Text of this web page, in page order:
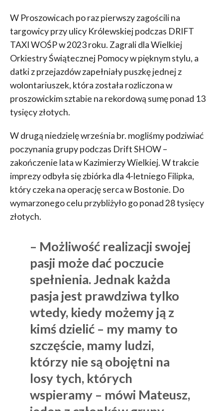
W Proszowicach po raz pierwszy zagościli na
targowicy przy ulicy Królewskiej podczas DRIFT
TAXI WOŚP w 2023 roku. Zagrali dla Wielkiej
Orkiestry Świątecznej Pomocy w pięknym stylu, a
datki z przejazdów zapełniały puszkę jednej z
wolontariuszek, która została rozliczona w
proszowickim sztabie na rekordową sumę ponad 13
tysięcy złotych.
W drugą niedzielę września br. mogliśmy podziwiać
poczynania grupy podczas Drift SHOW –
zakończenie lata w Kazimierzy Wielkiej. W trakcie
imprezy odbyła się zbiórka dla 4-letniego Filipka,
który czeka na operację serca w Bostonie. Do
wymarzonego celu przybliżyło go ponad 28 tysięcy
złotych.
– Możliwość realizacji swojej
pasji może dać poczucie
spełnienia. Jednak każda
pasja jest prawdziwa tylko
wtedy, kiedy możemy ją z
kimś dzielić – my mamy to
szczęście, mamy ludzi,
którzy nie są obojętni na
losy tych, których
wspieramy – mówi Mateusz,